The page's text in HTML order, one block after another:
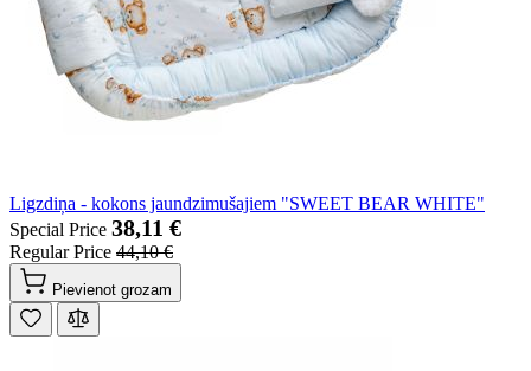
Ligzdiņa - kokons jaundzimušajiem "SWEET BEAR WHITE"
Special Price 38,11 €
Regular Price 44,10 €
Pievienot grozam